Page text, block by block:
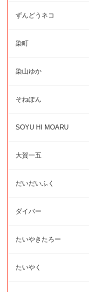
ずんどうネコ
染町
染山ゆか
そねぽん
SOYU HI MOARU
大賀一五
だいだいふく
ダイバー
たいやきたろー
たいやく